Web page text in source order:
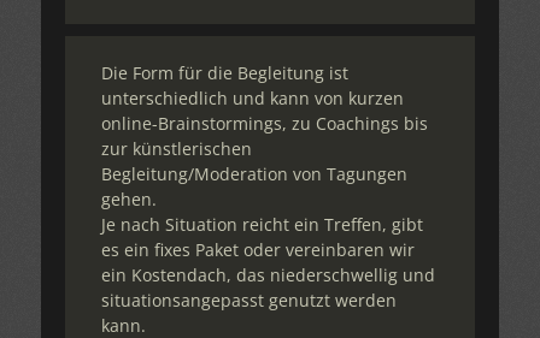
Die Form für die Begleitung ist
unterschiedlich und kann von kurzen
online-Brainstormings, zu Coachings bis
zur künstlerischen
Begleitung/Moderation von Tagungen
gehen.
Je nach Situation reicht ein Treffen, gibt
es ein fixes Paket oder vereinbaren wir
ein Kostendach, das niederschwellig und
situationsangepasst genutzt werden
kann.